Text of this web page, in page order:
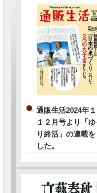
通販生活2024年１
１２月号より「ゆ
り終活」の連載を
した。